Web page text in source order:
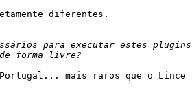
diferentes.
Portugal... mais raros que o